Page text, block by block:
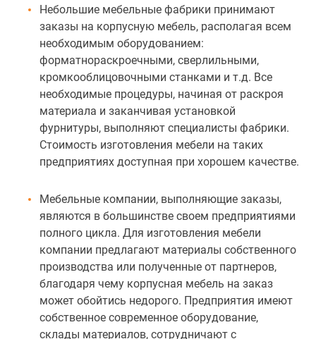
Небольшие мебельные фабрики принимают
заказы на корпусную мебель, располагая всем
необходимым оборудованием:
форматнораскроечными, сверлильными,
кромкооблицовочными станками и т.д. Все
необходимые процедуры, начиная от раскроя
материала и заканчивая установкой
фурнитуры, выполняют специалисты фабрики.
Стоимость изготовления мебели на таких
предприятиях доступная при хорошем качестве.
Мебельные компании, выполняющие заказы,
являются в большинстве своем предприятиями
полного цикла. Для изготовления мебели
компании предлагают материалы собственного
производства или полученные от партнеров,
благодаря чему корпусная мебель на заказ
может обойтись недорого. Предприятия имеют
собственное современное оборудование,
склады материалов, сотрудничают с